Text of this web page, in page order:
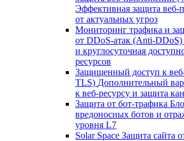
Эффективная защита веб-
от актуальных угроз
Мониторинг трафика и
от DDoS‑атак (Anti‑DDoS)
и круглосуточная
ресурсов
Защищенный доступ к
TLS) Дополнительный
к веб‑ресурсу и защита
Защита от бот‑трафика
вредоносных ботов и
уровня L7
Solar Space Защита сайта